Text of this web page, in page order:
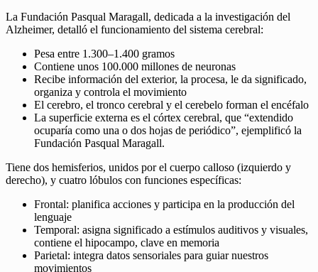
La Fundación Pasqual Maragall, dedicada a la investigación del
Alzheimer, detalló el funcionamiento del sistema cerebral:
Pesa entre 1.300–1.400 gramos
Contiene unos 100.000 millones de neuronas
Recibe información del exterior, la procesa, le da significado,
organiza y controla el movimiento
El cerebro, el tronco cerebral y el cerebelo forman el encéfalo
La superficie externa es el córtex cerebral, que “extendido
ocuparía como una o dos hojas de periódico”, ejemplificó la
Fundación Pasqual Maragall.
Tiene dos hemisferios, unidos por el cuerpo calloso (izquierdo y
derecho), y cuatro lóbulos con funciones específicas:
Frontal: planifica acciones y participa en la producción del
lenguaje
Temporal: asigna significado a estímulos auditivos y visuales,
contiene el hipocampo, clave en memoria
Parietal: integra datos sensoriales para guiar nuestros
movimientos